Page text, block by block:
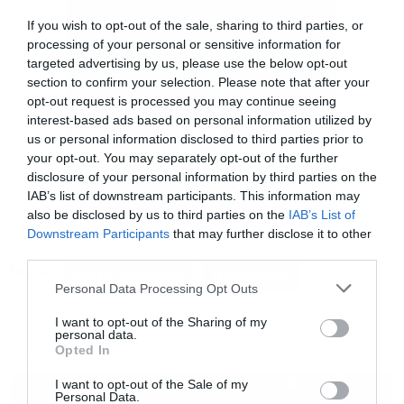
If you wish to opt-out of the sale, sharing to third parties, or
processing of your personal or sensitive information for
targeted advertising by us, please use the below opt-out
section to confirm your selection. Please note that after your
opt-out request is processed you may continue seeing
interest-based ads based on personal information utilized by
us or personal information disclosed to third parties prior to
your opt-out. You may separately opt-out of the further
disclosure of your personal information by third parties on the
IAB’s list of downstream participants. This information may
also be disclosed by us to third parties on the IAB’s List of
Downstream Participants that may further disclose it to other
Please note that this website/app uses one or more Google
not limited to your visit or usage behaviour. You may click to
grant or deny consent to Google and its third-party tags to
use your data for below specified purposes in below Google
consent section.
Personal Data Processing Opt Outs
I want to opt-out of the Sharing of my
personal data.
Opted In
I want to opt-out of the Sale of my
Personal Data.
ΤεχνόποληΔήμου Αθηναίων
Μια νύχτα που δεν θα μοιάζει με καμία άλλη.
Ζήσε το μαζί τους.Οι υπόλοιποι… απλώς θα
εύχονται να ήταν στη θέση σου.
προπώληση εισιτηρίωνσυνεχίζεται
Η συναυλία των TheHootersπου ήταν
προγραμματισμένη να γίνει στην Τεχνόπολη την
Πέμπτη 26 Ιουνίου αλλάζει χώρο και
μεταφέρεται στο Gagarin205.
Τιμές εισιτηρίων